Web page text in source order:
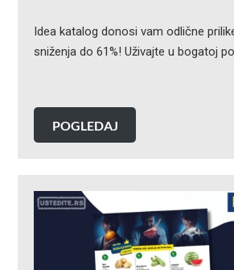
Idea katalog donosi vam odlične
sniženja do 61%! Uživajte u bogatoj
POGLEDAJ